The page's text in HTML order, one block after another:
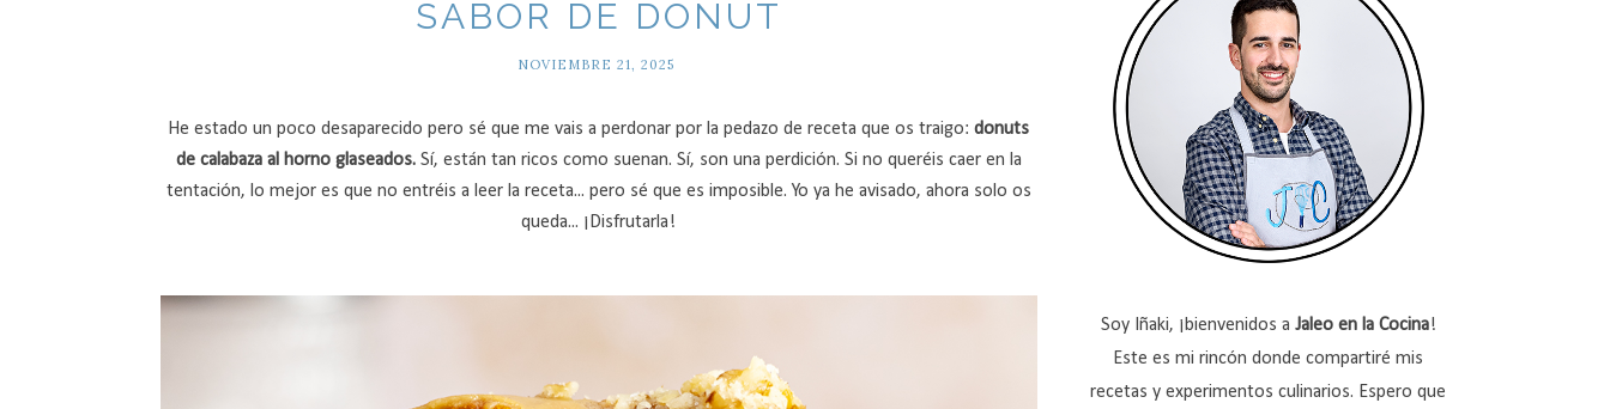
SABOR DE DONUT
NOVIEMBRE 21, 2025
He estado un poco desaparecido pero sé que me vais a perdonar por la pedazo de receta que os traigo:donuts
de calabaza al horno glaseados. Sí, están tan ricos como suenan. Sí, son una perdición. Si no queréis caer en la
tentación, lo mejor es que no entréis a leer la receta... pero sé que es imposible. Yo ya he avisado, ahora solo os
queda... ¡Disfrutarla!
Soy Iñaki, ¡bienvenidos a Jaleo en la Cocina!
Este es mi rincón donde compartiré mis
recetas y experimentos culinarios. Espero que